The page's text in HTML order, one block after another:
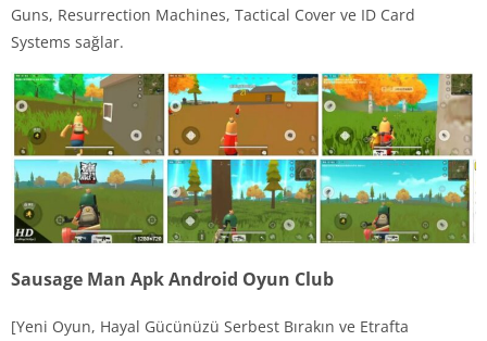
Guns, Resurrection Machines, Tactical Cover ve ID Card
Systems sağlar.
Sausage Man Apk Android Oyun Club
[Yeni Oyun, Hayal Gücünüzü Serbest Bırakın ve Etrafta